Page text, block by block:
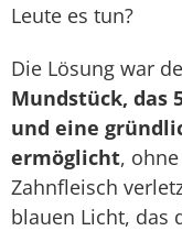
Leute es tun?
Die Lösung war
Mundstück, das
und eine
ermöglicht,
Zahnfleisch
blauen Licht, das